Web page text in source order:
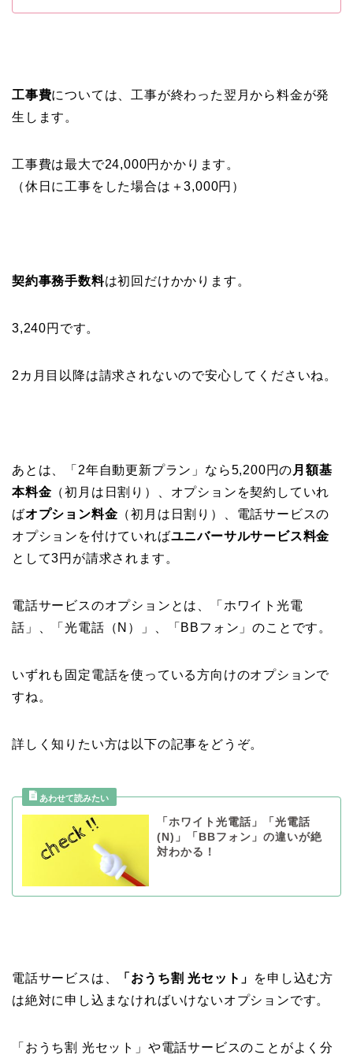
工事費については、工事が終わった翌月から料金が発
生します。
工事費は最大で24,000円かかります。
（休日に工事をした場合は＋3,000円）
契約事務手数料は初回だけかかります。
3,240円です。
2カ月目以降は請求されないので安心してくださいね。
あとは、「2年自動更新プラン」なら5,200円の月額基
本料金 （初月は日割り）、オプションを契約していれ
ばオプション料金 （初月は日割り）、電話サービスの
オプションを付けていればユニバーサルサービス料金
として3円が請求されます。
電話サービスのオプションとは、「ホワイト光電
話」、「光電話（N）」、「BBフォン」のことです。
いずれも固定電話を使っている方向けのオプションで
すね。
詳しく知りたい方は以下の記事をどうぞ。
「ホワイト光電話」「光電話
(N)」「BBフォン」の違いが絶
対わかる！
電話サービスは、 「おうち割 光セット」
を申し込む方
は絶対に申し込まなければいけないオプションです。
「おうち割 光セット」や電話サービスのことがよく分